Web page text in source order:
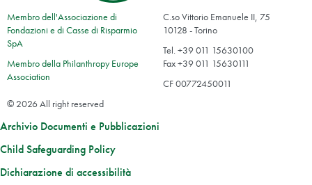
Membro dell'Associazione di
Fondazioni e di Casse di Risparmio
SpA
Membro della Philanthropy Europe
Association
C.so Vittorio Emanuele II, 75
10128 - Torino
Tel. +39 011 15630100
Fax +39 011 15630111
CF 00772450011
© 2026 All right reserved
Archivio Documenti e Pubblicazioni
Child Safeguarding Policy
Dichiarazione di accessibilità